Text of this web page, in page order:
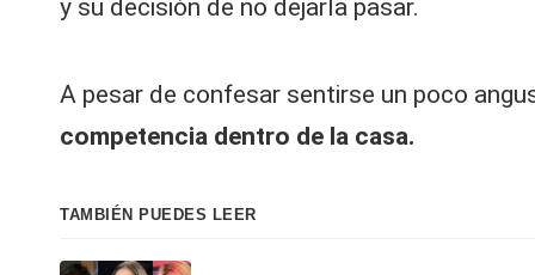
y su decisión de no dejarla pasar.
A pesar de confesar sentirse un poco
competencia dentro de la casa.
TAMBIÉN PUEDES LEER